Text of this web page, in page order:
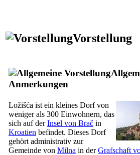
Vorstellung
Anmerkungen
Ložišća ist ein kleines Dorf von
weniger als 300 Einwohnern, das
sich auf derInsel von Brač in
Kroatien befindet. Dieses Dorf
gehört administrativ zur
Gemeinde von Milna in derGrafschaft